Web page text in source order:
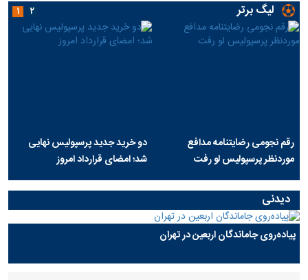
لیگ برتر
رقم نجومی رضایتنامه مدافع
موردنظر پرسپولیس لو رفت
دو خرید جدید پرسپولیس نهایی
شد؛ امضای قرارداد امروز
۱ ۲
دیدنی
پیاده‌روی جاماندگان اربعین در تهران